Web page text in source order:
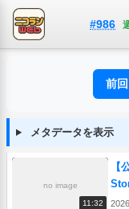
#986
前回
メタデータを表示
no image
11:32
【
放